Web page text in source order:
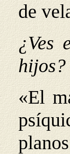
de
¿Ves
hijos?
«El